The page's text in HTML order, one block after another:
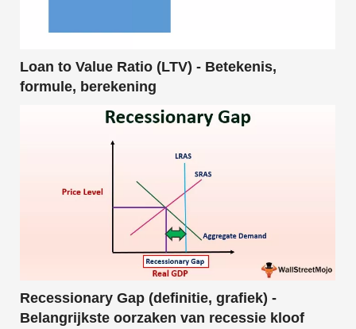
Loan to Value Ratio (LTV) - Betekenis,
formule, berekening
Recessionary Gap (definitie, grafiek) -
Belangrijkste oorzaken van recessie kloof